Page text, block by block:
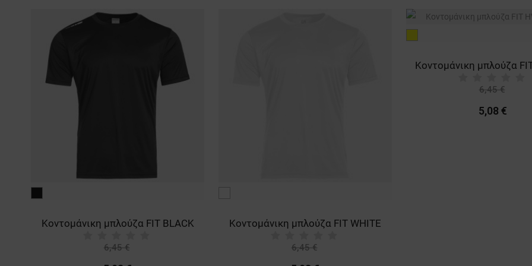
Κοντομάνικη μπλούζα FIT BLACK
6,45 €
Κοντομάνικη μπλούζα FIT WHITE
6,45 €
6,45 €
5,08 €